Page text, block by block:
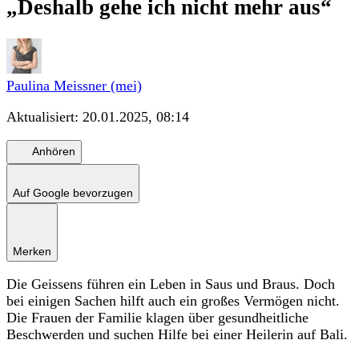
„Deshalb gehe ich nicht mehr aus“
Paulina Meissner (mei)
Aktualisiert: 20.01.2025, 08:14
Anhören
Auf Google bevorzugen
Merken
Die Geissens führen ein Leben in Saus und Braus. Doch
bei einigen Sachen hilft auch ein großes Vermögen nicht.
Die Frauen der Familie klagen über gesundheitliche
Beschwerden und suchen Hilfe bei einer Heilerin auf Bali.